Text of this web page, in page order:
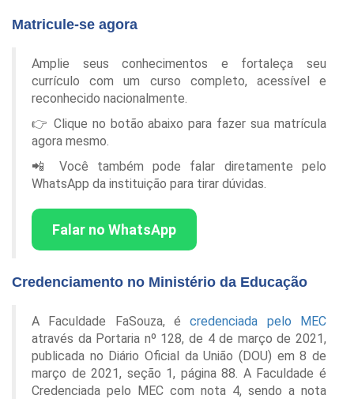
Matricule-se agora
Amplie seus conhecimentos e fortaleça seu
currículo com um curso completo, acessível e
reconhecido nacionalmente.
👉 Clique no botão abaixo para fazer sua matrícula
agora mesmo.
📲 Você também pode falar diretamente pelo
WhatsApp da instituição para tirar dúvidas.
Falar no WhatsApp
Credenciamento no Ministério da Educação
A Faculdade FaSouza, écredenciada pelo MEC
através da Portaria nº 128, de 4 de março de 2021,
publicada no Diário Oficial da União (DOU) em 8 de
março de 2021, seção 1, página 88. A Faculdade é
Credenciada pelo MEC com nota 4, sendo a nota